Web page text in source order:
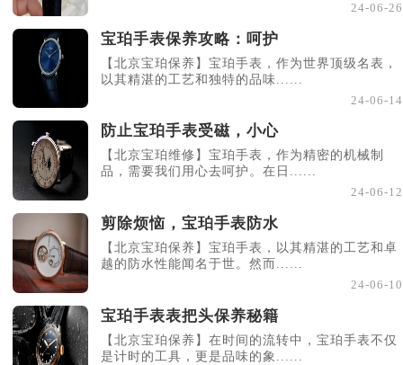
24-06-26
宝珀手表保养攻略：呵护
【北京宝珀保养】宝珀手表，作为世界顶级名表，
以其精湛的工艺和独特的品味......
24-06-14
防止宝珀手表受磁，小心
【北京宝珀维修】宝珀手表，作为精密的机械制
品，需要我们用心去呵护。在日......
24-06-12
剪除烦恼，宝珀手表防水
【北京宝珀保养】宝珀手表，以其精湛的工艺和卓
越的防水性能闻名于世。然而......
24-06-10
宝珀手表表把头保养秘籍
【北京宝珀保养】在时间的流转中，宝珀手表不仅
是计时的工具，更是品味的象......